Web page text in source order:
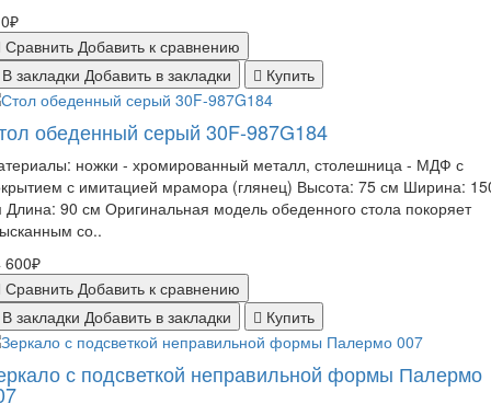
Сравнить Добавить к сравнению
закладки Добавить в закладки Купить
обеденный серый 30F-987G184
ножки - хромированный металл, столешница - МДФ с
с имитацией мрамора (глянец) Высота: 75 см Ширина:
Длина: 90 см Оригинальная модель обеденного стола покоряет
со..
600₽
Сравнить Добавить к сравнению
закладки Добавить в закладки Купить
с подсветкой неправильной формы Палермо